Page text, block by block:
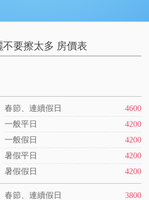
不要擦太多 房價表
春節、連續假日
4600
一般平日
4200
一般假日
4200
暑假平日
4200
暑假假日
4200
春節、連續假日
3800